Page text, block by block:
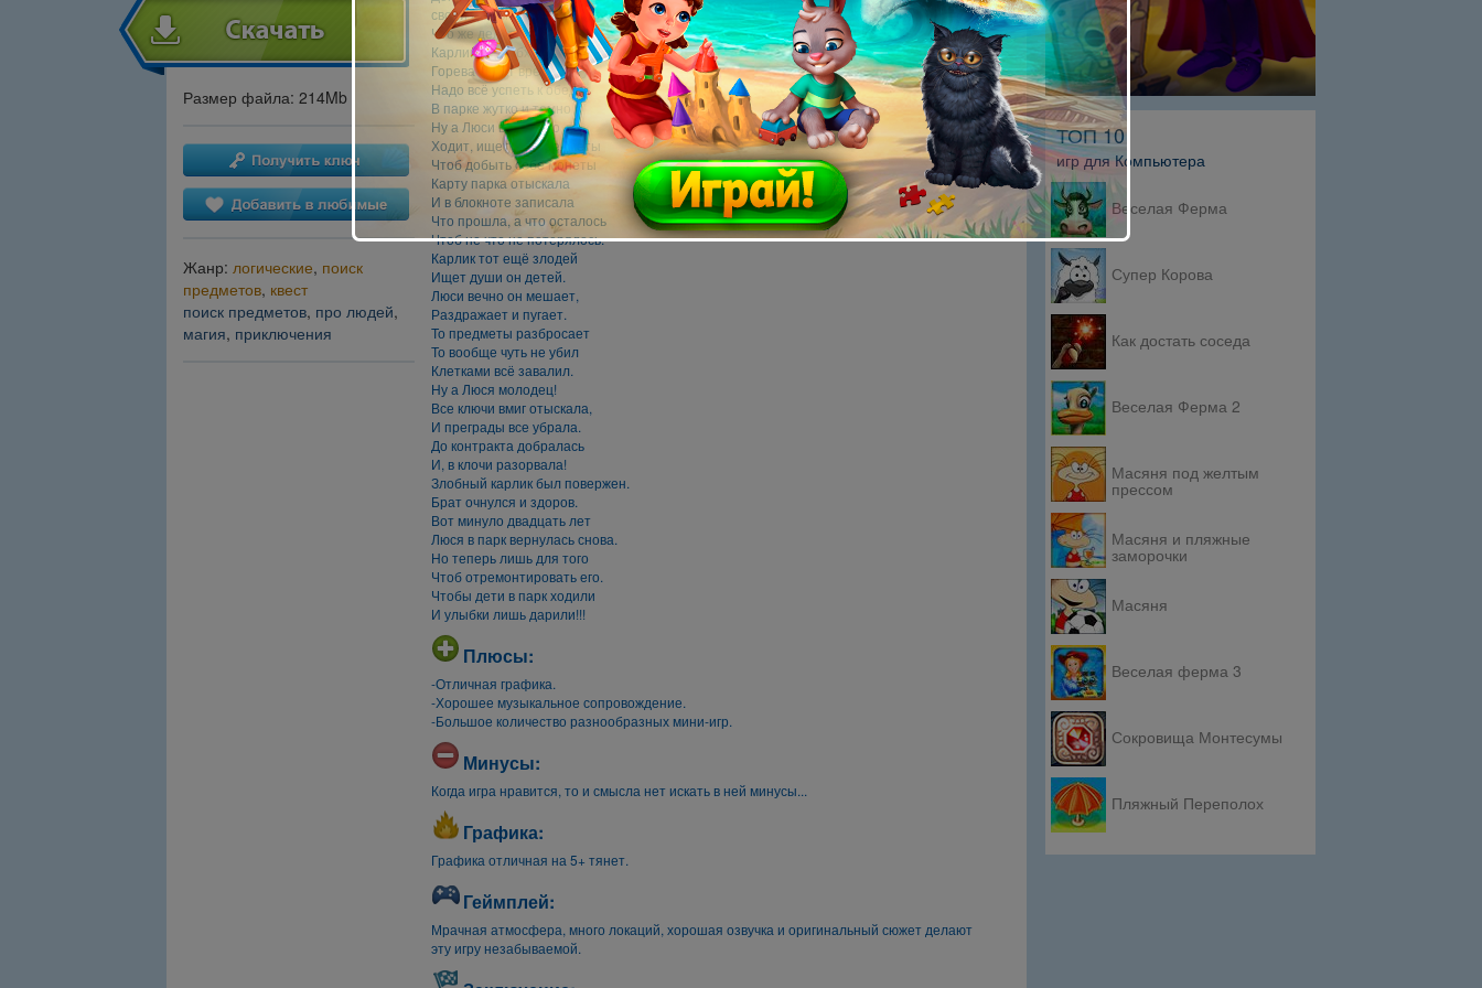
Размер файла: 214Mb
Жанр: логические, поиск
предметов, квест
поиск предметов, про людей,
магия, приключения
своей кровью окропи!"
Что же делать, как ей быть?
Карлика как обхитрить?
Горевать, тут время нету
Надо всё успеть к обеду.
В парке жутко и темно
Ну а Люси всё равно
Ходит, ищет всё предметы
Чтоб добыть себе монеты
Карту парка отыскала
И в блокноте записала
Что прошла, а что осталось
Чтоб не что не потерялось.
Карлик тот ещё злодей
Ищет души он детей.
Люси вечно он мешает,
Раздражает и пугает.
То предметы разбросает
То вообще чуть не убил
Клетками всё завалил.
Ну а Люся молодец!
Все ключи вмиг отыскала,
И преграды все убрала.
До контракта добралась
И, в клочи разорвала!
Злобный карлик был повержен.
Брат очнулся и здоров.
Вот минуло двадцать лет
Люся в парк вернулась снова.
Но теперь лишь для того
Чтоб отремонтировать его.
Чтобы дети в парк ходили
И улыбки лишь дарили!!!
Плюсы:
-Отличная графика.
-Хорошее музыкальное сопровождение.
-Большое количество разнообразных мини-игр.
Минусы:
Когда игра нравится, то и смысла нет искать в ней минусы...
Графика:
Графика отличная на 5+ тянет.
Геймплей:
Мрачная атмосфера, много локаций, хорошая озвучка и оригинальный сюжет делают
эту игру незабываемой.
ТОП 10
игр для Компьютера
Веселая Ферма
Супер Корова
Как достать соседа
Веселая Ферма 2
Масяня под желтым
прессом
Масяня и пляжные
заморочки
Масяня
Веселая ферма 3
Сокровища Монтесумы
Пляжный Переполох